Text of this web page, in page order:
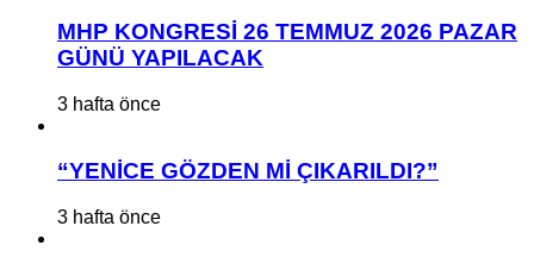
MHP KONGRESİ 26 TEMMUZ 2026 PAZAR
GÜNÜ YAPILACAK
3 hafta önce
“YENİCE GÖZDEN Mİ ÇIKARILDI?”
3 hafta önce